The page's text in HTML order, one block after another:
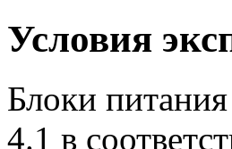
Условия
Блоки
4.1 в